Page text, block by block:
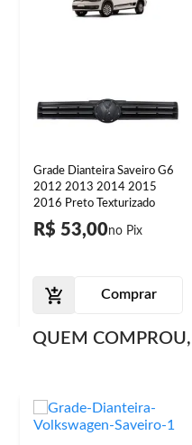
Grade Dianteira Saveiro G6
2012 2013 2014 2015
2016 Preto Texturizado
R$ 53,00
Comprar
QUEM